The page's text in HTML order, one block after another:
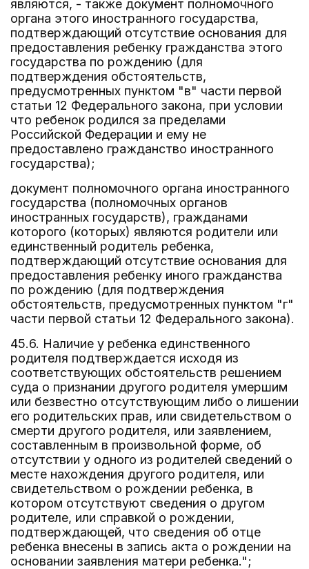
являются, - также документ полномочного
органа этого иностранного государства,
подтверждающий отсутствие основания для
предоставления ребенку гражданства этого
государства по рождению (для
подтверждения обстоятельств,
предусмотренных пунктом "в" части первой
статьи 12 Федерального закона, при условии
что ребенок родился за пределами
Российской Федерации и ему не
предоставлено гражданство иностранного
государства);
документ полномочного органа иностранного
государства (полномочных органов
иностранных государств), гражданами
которого (которых) являются родители или
единственный родитель ребенка,
подтверждающий отсутствие основания для
предоставления ребенку иного гражданства
по рождению (для подтверждения
обстоятельств, предусмотренных пунктом "г"
части первой статьи 12 Федерального закона).
45.6. Наличие у ребенка единственного
родителя подтверждается исходя из
соответствующих обстоятельств решением
суда о признании другого родителя умершим
или безвестно отсутствующим либо о лишении
его родительских прав, или свидетельством о
смерти другого родителя, или заявлением,
составленным в произвольной форме, об
отсутствии у одного из родителей сведений о
месте нахождения другого родителя, или
свидетельством о рождении ребенка, в
котором отсутствуют сведения о другом
родителе, или справкой о рождении,
подтверждающей, что сведения об отце
ребенка внесены в запись акта о рождении на
основании заявления матери ребенка.";